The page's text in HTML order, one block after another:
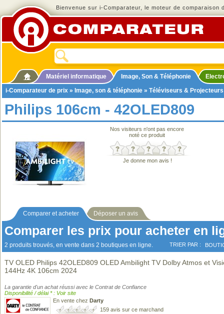
Bienvenue sur i-Comparateur, le moteur de comparaison
Matériel informatique Image, Son & Téléphonie
i-Comparateur de prix » Image, son & téléphonie » Téléviseurs & Projecteurs
Philips 106cm - 42OLED809
Nos visiteurs n'ont pas encore
noté ce produit
Je donne mon avis !
Comparer et acheter Déposer un avis
Comparer les prix pour acheter en
2 produits trouvés, en vente dans 2 boutiques en ligne. TRIER PAR :
TV OLED Philips 42OLED809 OLED Ambilight TV Dolby Atmos et
144Hz 4K 106cm 2024
La garantie d'un achat réussi avec le Contrat de Confiance
Disponibilité / délai * : Voir site
En vente chez Darty
159 avis sur ce marchand